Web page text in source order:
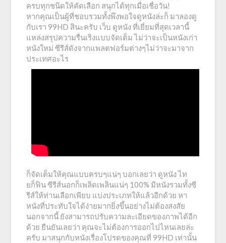
ครบทุกชนิดให้คัดเลือก สนุกได้ทุกเมื่อเชื่อวัน!
หากคุณเป็นผู้ที่ชอบรวมทั้งพึงพอใจดูหนังล่ะก็ มาลองดู
กับเรา 99HD สินะครับ เว็บ ดูหนัง ที่เยี่ยมที่สุดเวลานี้
แหล่งสรุปความรื่นเริงแบบจัดเต็ม ไม่ว่าจะเป็นหนังเก่า
หนังใหม่ ซีรีส์ดังจากแพลตฟอร์มต่างๆไม่ว่าจะมาจาก
ประเทศอะไร
ก็จัดเต็มให้คุณแบบครบๆแน่ๆ บอกเลยว่า ดูหนัง ไท
ยก็ฟิน ซีรีส์นอกก็เพลิดเพลินแน่ๆ 100% มีหนังรวมทั้งซี
รีส์ให้ท่านเลือกเพียบ แบ่งประเภทให้แล้วอีกด้วย หา
หนังที่ประทับใจได้ง่ายมากยิ่งขึ้นอย่างไม่ต้องสงสัย
นอกจากนี้ ยังสามารถปรับความละเอียดของภาพได้อีก
ด้วย ยืนยันเลยว่า คุณจะไม่ต้องการออกไปไหนเลยล่ะ
ครับ มาสนุกกับหนังเรื่องโปรดของคุณที่ 99HD เท่านั้น